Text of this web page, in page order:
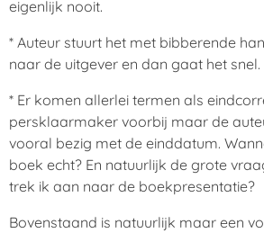
eigenlijk nooit.
* Auteur stuurt het met bibberende
naar de uitgever en dan gaat het snel.
* Er komen allerlei termen als
persklaarmaker voorbij maar de
vooral bezig met de einddatum.
boek echt? En natuurlijk de grote
trek ik aan naar de boekpresentatie?
Bovenstaand is natuurlijk maar een